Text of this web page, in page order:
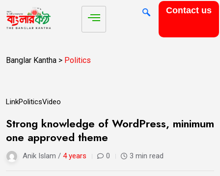
Contact us
Banglar Kantha > Politics
09
LinkPoliticsVideo
Strong knowledge of WordPress, minimum
one approved theme
Anik Islam / 4 years 0 3 min read